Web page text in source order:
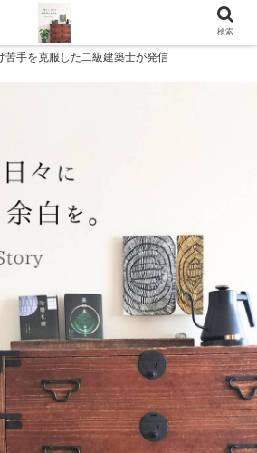
苦手を克服した二級建築士が発信
検索